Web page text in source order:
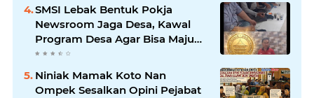
SMSI Lebak Bentuk Pokja
Newsroom Jaga Desa, Kawal
Program Desa Agar Bisa Maju
dan Mandiri
Niniak Mamak Koto Nan
Ompek Sesalkan Opini Pejabat